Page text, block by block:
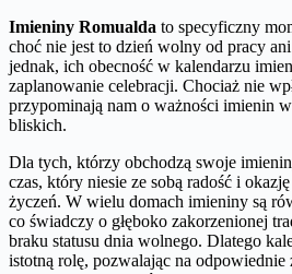
Imieniny Romualda to specyficzny
choć nie jest to dzień wolny od pracy
jednak, ich obecność w kalendarzu
zaplanowanie celebracji. Chociaż nie
przypominają nam o ważności imienin
bliskich.
Dla tych, którzy obchodzą swoje
czas, który niesie ze sobą radość i
życzeń. W wielu domach imieniny są
co świadczy o głęboko zakorzenionej
braku statusu dnia wolnego. Dlatego
istotną rolę, pozwalając na